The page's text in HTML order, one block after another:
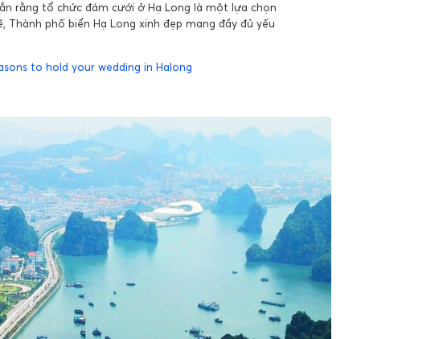
rằng tổ chức đám cưới ở Hạ Long là một lựa chọn
phố biển Hạ Long xinh đẹp mang đầy đủ yếu
to hold your wedding in Halong